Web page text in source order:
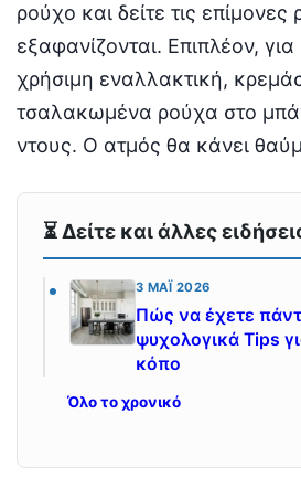
ρούχο και δείτε τις επίμονες
εξαφανίζονται. Επιπλέον,
χρήσιμη εναλλακτική,
τσαλακωμένα ρούχα στο
ντους. Ο ατμός θα κάνει
⏳ Δείτε και άλλες
3 ΜΆΙ 2026
Πώς να έχετε
ψυχολογικά Tips
κόπο
Όλο το χρονικό